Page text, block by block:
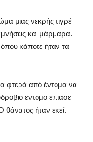
μιας νεκρής τιγρέ
και μάρμαρα.
κάποτε ήταν τα
φτερά από έντομα να
έντομο έπιασε
θάνατος ήταν εκεί.